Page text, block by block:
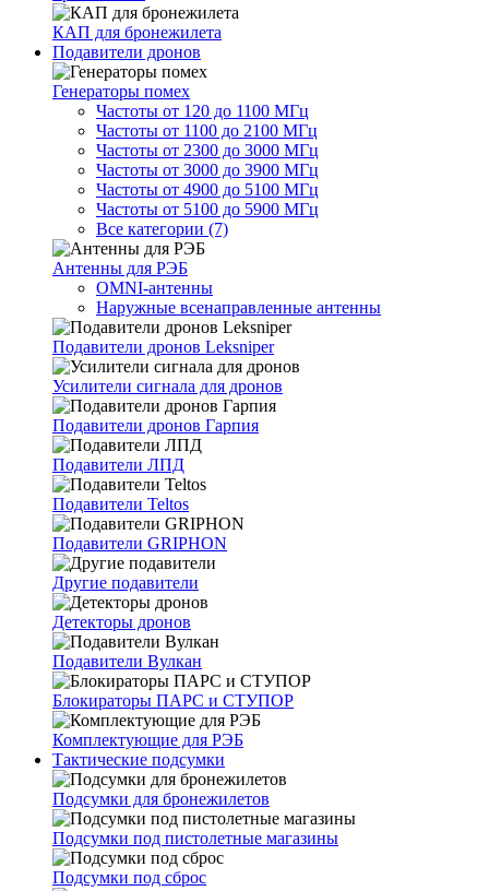
КАП для бронежилета
Подавители дронов
Генераторы помех
Частоты от 120 до 1100 МГц
Частоты от 1100 до 2100 МГц
Частоты от 2300 до 3000 МГц
Частоты от 3000 до 3900 МГц
Частоты от 4900 до 5100 МГц
Частоты от 5100 до 5900 МГц
Все категории (7)
Антенны для РЭБ
OMNI-антенны
Наружные всенаправленные антенны
Подавители дронов Leksniper
Усилители сигнала для дронов
Подавители дронов Гарпия
Подавители ЛПД
Подавители Teltos
Подавители GRIPHON
Другие подавители
Детекторы дронов
Подавители Вулкан
Блокираторы ПАРС и СТУПОР
Комплектующие для РЭБ
Тактические подсумки
Подсумки для бронежилетов
Подсумки под пистолетные магазины
Подсумки под сброс